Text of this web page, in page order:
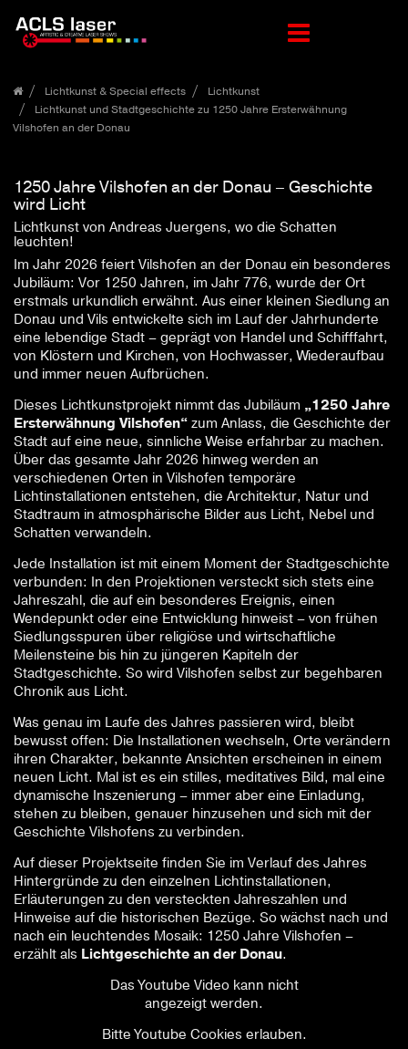
Zum
Inhalt
springen
Lichtkunst & Special effects
Lichtkunst
Lichtkunst und Stadtgeschichte zu 1250 Jahre Ersterwähnung
Vilshofen an der Donau
1250 Jahre Vilshofen an der Donau – Geschichte
wird Licht
Lichtkunst von Andreas Juergens, wo die Schatten
leuchten!
Im Jahr 2026 feiert Vilshofen an der Donau ein besonderes
Jubiläum: Vor 1250 Jahren, im Jahr 776, wurde der Ort
erstmals urkundlich erwähnt. Aus einer kleinen Siedlung an
Donau und Vils entwickelte sich im Lauf der Jahrhunderte
eine lebendige Stadt – geprägt von Handel und Schifffahrt,
von Klöstern und Kirchen, von Hochwasser, Wiederaufbau
und immer neuen Aufbrüchen.
Dieses Lichtkunstprojekt nimmt das Jubiläum „1250 Jahre
Ersterwähnung Vilshofen“ zum Anlass, die Geschichte der
Stadt auf eine neue, sinnliche Weise erfahrbar zu machen.
Über das gesamte Jahr 2026 hinweg werden an
verschiedenen Orten in Vilshofen temporäre
Lichtinstallationen entstehen, die Architektur, Natur und
Stadtraum in atmosphärische Bilder aus Licht, Nebel und
Schatten verwandeln.
Jede Installation ist mit einem Moment der Stadtgeschichte
verbunden: In den Projektionen versteckt sich stets eine
Jahreszahl, die auf ein besonderes Ereignis, einen
Wendepunkt oder eine Entwicklung hinweist – von frühen
Siedlungsspuren über religiöse und wirtschaftliche
Meilensteine bis hin zu jüngeren Kapiteln der
Stadtgeschichte. So wird Vilshofen selbst zur begehbaren
Chronik aus Licht.
Was genau im Laufe des Jahres passieren wird, bleibt
bewusst offen: Die Installationen wechseln, Orte verändern
ihren Charakter, bekannte Ansichten erscheinen in einem
neuen Licht. Mal ist es ein stilles, meditatives Bild, mal eine
dynamische Inszenierung – immer aber eine Einladung,
stehen zu bleiben, genauer hinzusehen und sich mit der
Geschichte Vilshofens zu verbinden.
Auf dieser Projektseite finden Sie im Verlauf des Jahres
Hintergründe zu den einzelnen Lichtinstallationen,
Erläuterungen zu den versteckten Jahreszahlen und
Hinweise auf die historischen Bezüge. So wächst nach und
nach ein leuchtendes Mosaik: 1250 Jahre Vilshofen –
erzählt als Lichtgeschichte an der Donau.